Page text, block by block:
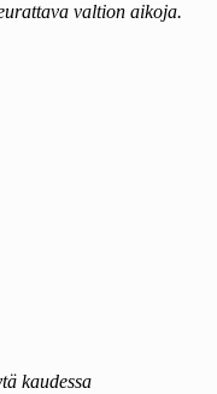
valtion aikoja.
kaudessa